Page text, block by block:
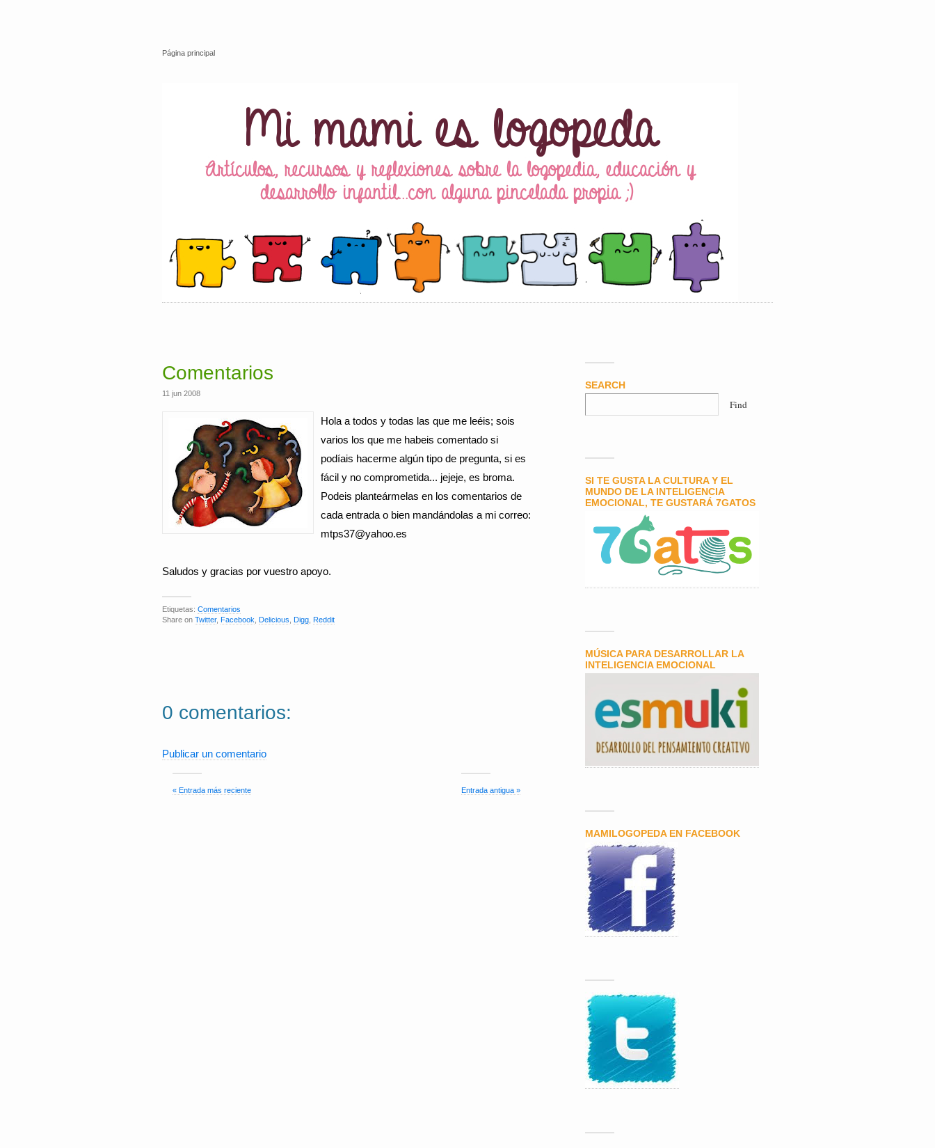
Página principal
Comentarios
11 jun 2008
Hola a todos y todas las que me leéis; sois
varios los que me habeis comentado si
podíais hacerme algún tipo de pregunta, si es
fácil y no comprometida... jejeje, es broma.
Podeis planteármelas en los comentarios de
cada entrada o bien mandándolas a mi correo:
mtps37@yahoo.es
Saludos y gracias por vuestro apoyo.
Etiquetas: Comentarios
Share on Twitter, Facebook Delicious Digg Reddit
0 comentarios:
Publicar un comentario
« Entrada más reciente Entrada antigua »
SEARCH
SI TE GUSTA LA CULTURA Y EL
MUNDO DE LA INTELIGENCIA
EMOCIONAL, TE GUSTARÁ 7GATOS
MÚSICA PARA DESARROLLAR LA
INTELIGENCIA EMOCIONAL
MAMILOGOPEDA EN FACEBOOK